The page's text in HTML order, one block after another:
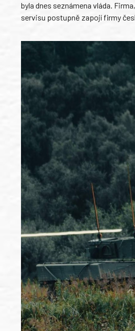
byla dnes seznámena vláda.
servisu postupně zapojí firmy